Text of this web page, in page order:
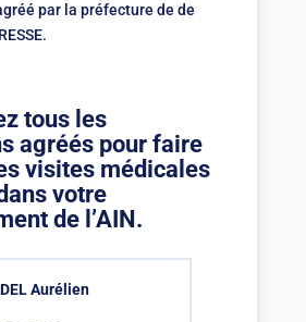
par la préfecture de de
tous les
agréés pour faire
visites médicales
votre
de l’AIN.
Aurélien